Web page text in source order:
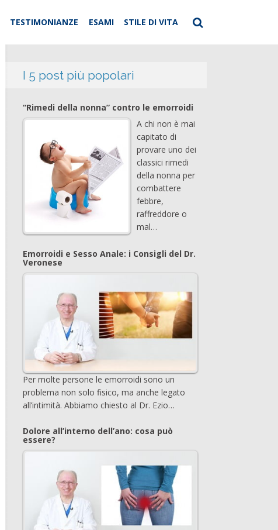
TESTIMONIANZE ESAMI STILE DI VITA
I 5 post più popolari
“Rimedi della nonna” contro le emorroidi
A chi non è mai
capitato di
provare uno dei
classici rimedi
della nonna per
combattere
febbre,
raffreddore o
mal…
Emorroidi e Sesso Anale: i Consigli del Dr.
Veronese
Per molte persone le emorroidi sono un
problema non solo fisico, ma anche legato
all’intimità. Abbiamo chiesto al Dr. Ezio…
Dolore all’interno dell’ano: cosa può
essere?